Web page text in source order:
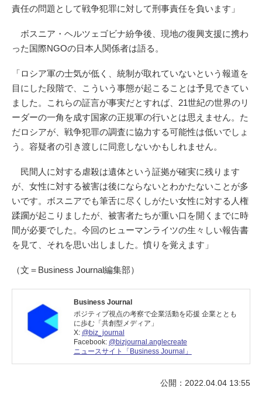
責任の問題として戦争犯罪に対して刑事責任を負います」
ボスニア・ヘルツェゴビナ紛争後、現地の復興支援に携わ
った国際NGOの日本人関係者は語る。
「ロシア軍の士気が低く、統制が取れていないという報道を
目にした段階で、こういう事態が起こることは予見できてい
ました。これらの証言が事実だとすれば、21世紀の世界のリ
ーダーの一角を成す国家の正規軍の行いとは思えません。た
だロシアが、戦争犯罪の調査に協力する可能性は低いでしょ
う。容疑者の引き渡しに同意しないかもしれません。
民間人に対する虐殺は遺体という証拠が確実に残ります
が、女性に対する被害は後にならないとわかたないことが多
いです。ボスニアでも筆舌に尽くしがたい女性に対する人権
蹂躙が起こりましたが、被害者たちが重い口を開くまでに時
間が必要でした。今回のヒューマンライツの生々しい報告書
を見て、それを思い出しました。憤りを覚えます」
（文＝Business Journal編集部）
Business Journal
ポジティブ視点の考察で企業活動を応援 企業ととも
に歩む「共創型メディア」
X: @biz_journal
Facebook: @bizjournal.anglecreate
ニュースサイト「Business Journal」
公開：2022.04.04 13:55